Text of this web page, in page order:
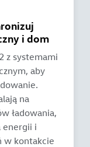
i dom
z systemami
aby
na
ładowania,
energii i
w kontakcie